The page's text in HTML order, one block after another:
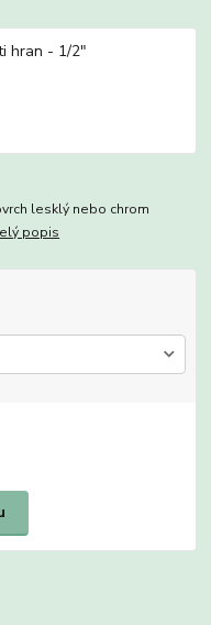
lesklý nebo chrom
popis